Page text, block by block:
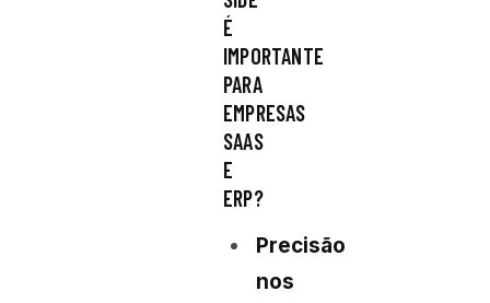
É
IMPORTANTE
PARA
EMPRESAS
SAAS
E
ERP?
Precisão
nos